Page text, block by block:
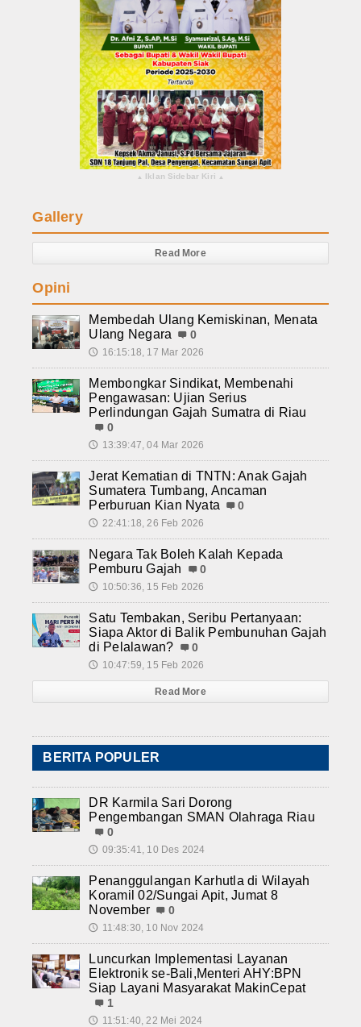
▴ Iklan Sidebar Kiri ▴
Gallery
Read More
Opini
Membedah Ulang Kemiskinan, Menata
Ulang Negara
0
🕔 16:15:18, 17 Mar 2026
Membongkar Sindikat, Membenahi
Pengawasan: Ujian Serius
Perlindungan Gajah Sumatra di Riau
0
🕔 13:39:47, 04 Mar 2026
Jerat Kematian di TNTN: Anak Gajah
Sumatera Tumbang, Ancaman
Perburuan Kian Nyata
0
🕔 22:41:18, 26 Feb 2026
Negara Tak Boleh Kalah Kepada
Pemburu Gajah
0
🕔 10:50:36, 15 Feb 2026
Satu Tembakan, Seribu Pertanyaan:
Siapa Aktor di Balik Pembunuhan Gajah
di Pelalawan?
0
🕔 10:47:59, 15 Feb 2026
Read More
BERITA POPULER
DR Karmila Sari Dorong
Pengembangan SMAN Olahraga Riau
0
🕔 09:35:41, 10 Des 2024
Penanggulangan Karhutla di Wilayah
Koramil 02/Sungai Apit, Jumat 8
November
0
🕔 11:48:30, 10 Nov 2024
Luncurkan Implementasi Layanan
Elektronik se-Bali,Menteri AHY:BPN
Siap Layani Masyarakat MakinCepat
1
🕔 11:51:40, 22 Mei 2024